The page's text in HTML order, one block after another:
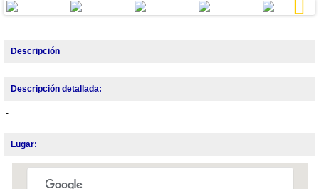
Descripción
Descripción detallada:
-
Lugar: